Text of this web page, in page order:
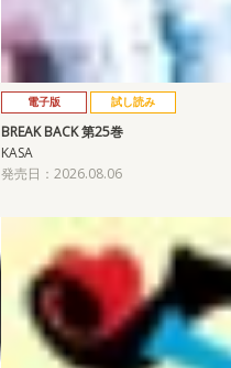
電子版 試し読み
BREAK BACK 第25巻
KASA
発売日：2026.08.06